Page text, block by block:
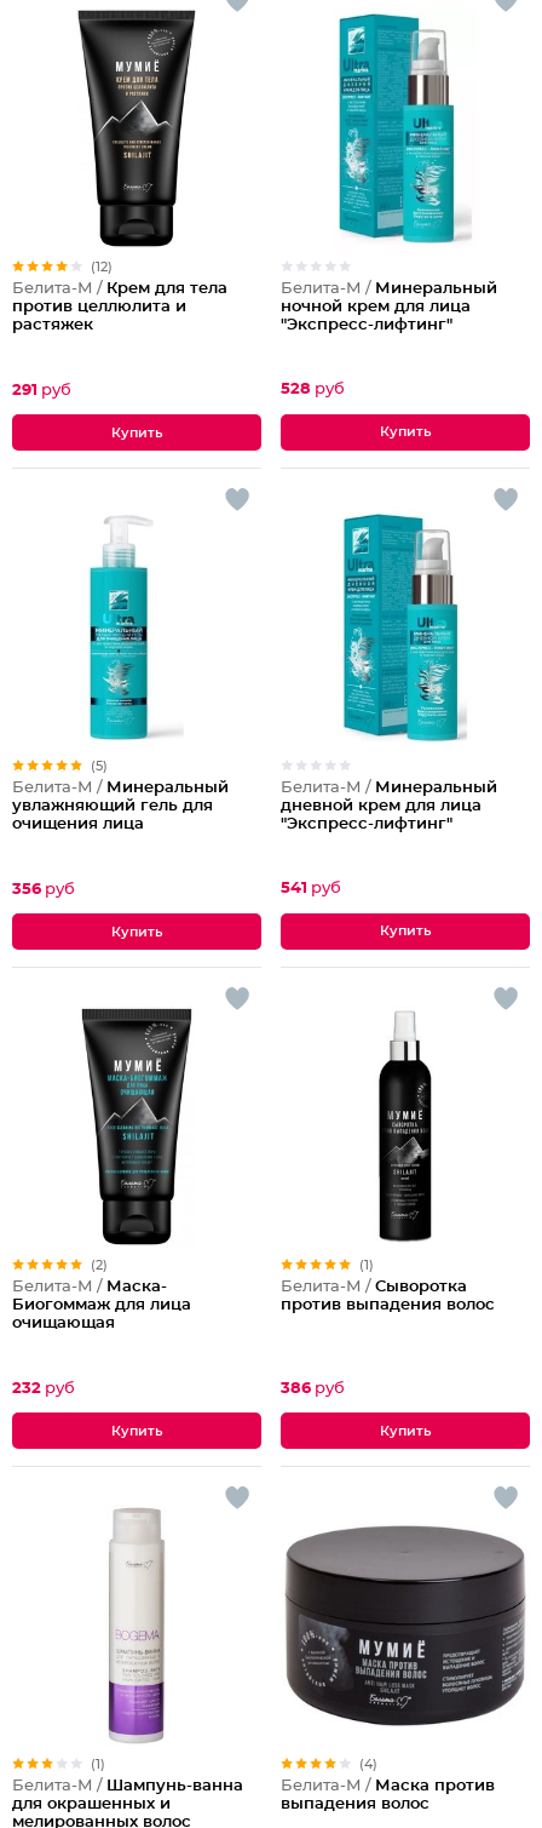
(12)
Белита-М / Крем для тела
против целлюлита и
растяжек
291 руб
Белита-М / Минеральный
ночной крем для лица
"Экспресс-лифтинг"
528 руб
(5)
Белита-М / Минеральный
увлажняющий гель для
очищения лица
356 руб
Белита-М / Минеральный
дневной крем для лица
"Экспресс-лифтинг"
541 руб
(2)
Белита-М / Маска-
Биогоммаж для лица
очищающая
232 руб
(1)
Белита-М / Сыворотка
против выпадения волос
386 руб
(1)
Белита-М / Шампунь-ванна
для окрашенных и
мелированных волос
(4)
Белита-М / Маска против
выпадения волос